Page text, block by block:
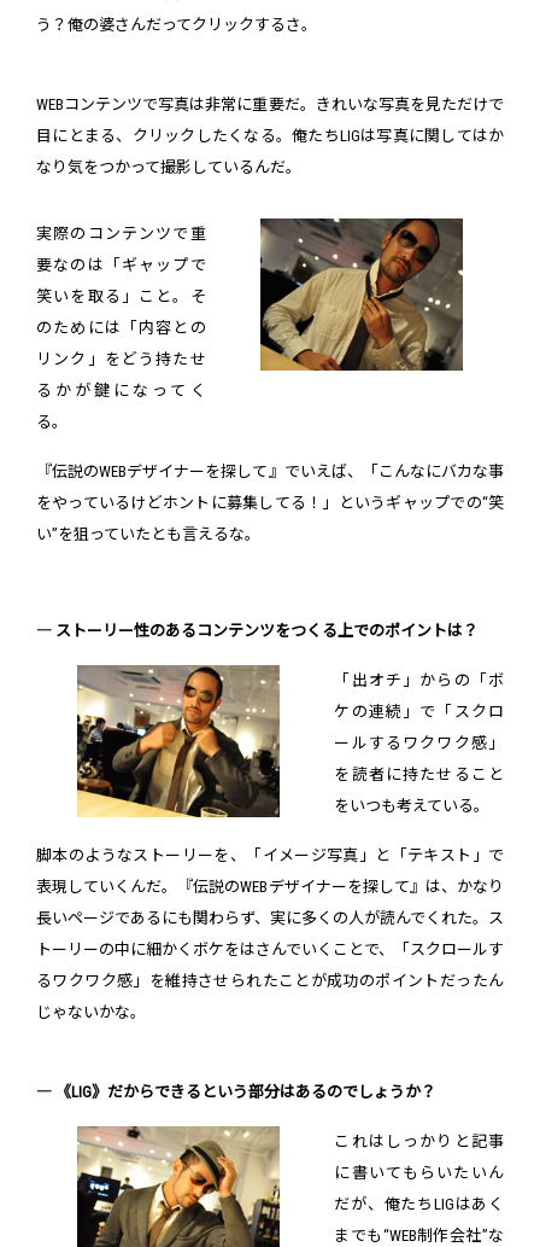
う？俺の婆さんだってクリックするさ。
WEBコンテンツで写真は非常に重要だ。きれいな写真を見ただけで
目にとまる、クリックしたくなる。俺たちLIGは写真に関してはか
なり気をつかって撮影しているんだ。
実際のコンテンツで重
要なのは「ギャップで
笑いを取る」こと。そ
のためには「内容との
リンク」をどう持たせ
るかが鍵になってく
る。
『伝説のWEBデザイナーを探して』でいえば、「こんなにバカな事
をやっているけどホントに募集してる！」というギャップでの“笑
い”を狙っていたとも言えるな。
― ストーリー性のあるコンテンツをつくる上でのポイントは？
「出オチ」からの「ボ
ケの連続」で「スクロ
ールするワクワク感」
を読者に持たせること
をいつも考えている。
脚本のようなストーリーを、「イメージ写真」と「テキスト」で
表現していくんだ。『伝説のWEBデザイナーを探して』は、かなり
長いページであるにも関わらず、実に多くの人が読んでくれた。ス
トーリーの中に細かくボケをはさんでいくことで、「スクロールす
るワクワク感」を維持させられたことが成功のポイントだったん
じゃないかな。
― 《LIG》だからできるという部分はあるのでしょうか？
これはしっかりと記事
に書いてもらいたいん
だが、俺たちLIGはあく
までも“WEB制作会社”な